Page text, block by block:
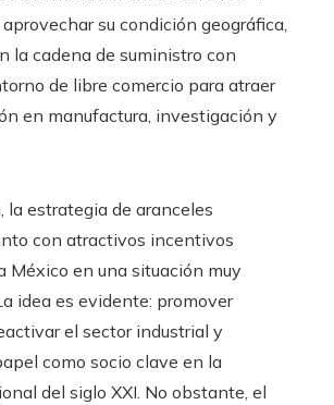
su condición geográfica,
la cadena de suministro con
de libre comercio para atraer
en manufactura, investigación y
la estrategia de aranceles
con atractivos incentivos
México en una situación muy
idea es evidente: promover
el sector industrial y
como socio clave en la
del siglo XXI. No obstante, el